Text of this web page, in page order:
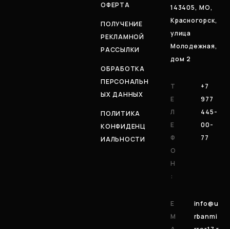
ОФЕРТА
ПОЛУЧЕНИЕ
РЕКЛАМНОЙ
РАССЫЛКИ
ОБРАБОТКА
ПЕРСОНАЛЬН
ЫХ ДАННЫХ
ПОЛИТИКА
КОНФИДЕНЦ
ИАЛЬНОСТИ
143405, МО,
Красногорск,
улица
Молодежная,
дом 2
Т
Е
Л
Е
Ф
О
Н
:
+7
977
445-
00-
77
E
M
info@u
rbanmi